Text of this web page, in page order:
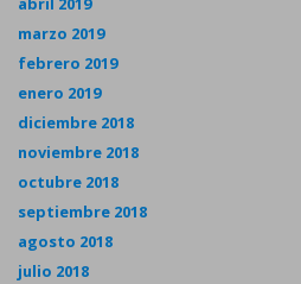
marzo 2019
febrero 2019
enero 2019
diciembre 2018
noviembre 2018
octubre 2018
septiembre 2018
agosto 2018
julio 2018